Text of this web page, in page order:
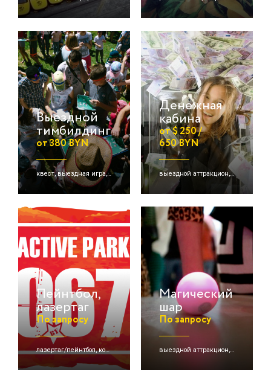
Выездной
тимбилдинг
от 380 BYN
квест, выездная игра, командная игра
Денежная
кабина
от $ 250 /
650 BYN
выездной аттракцион, денежные кабины, командная игра и др.
Пейнтбол,
лазертаг
По запросу
лазертаг/пейнтбол, командная игра
Магический
шар
По запросу
выездной аттракцион, детские активации